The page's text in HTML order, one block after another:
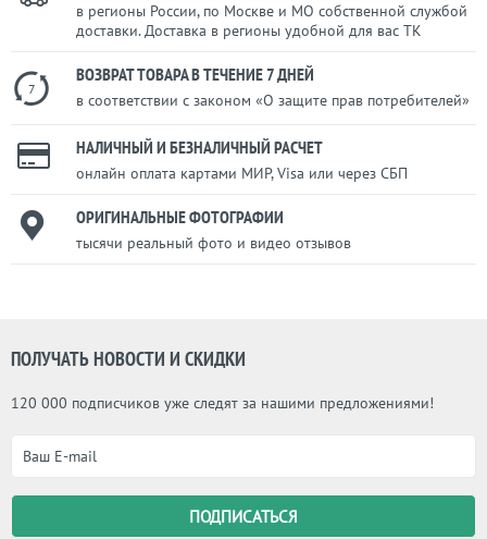
в регионы России, по Москве и МО собственной службой
доставки. Доставка в регионы удобной для вас ТК
7
ВОЗВРАТ ТОВАРА В ТЕЧЕНИЕ 7 ДНЕЙ
в соответствии с законом «О защите прав потребителей»
НАЛИЧНЫЙ И БЕЗНАЛИЧНЫЙ РАСЧЕТ
онлайн оплата картами МИР, Visa или через СБП
ОРИГИНАЛЬНЫЕ ФОТОГРАФИИ
тысячи реальный фото и видео отзывов
ПОЛУЧАТЬ НОВОСТИ И СКИДКИ
120 000 подписчиков уже следят за нашими предложениями!